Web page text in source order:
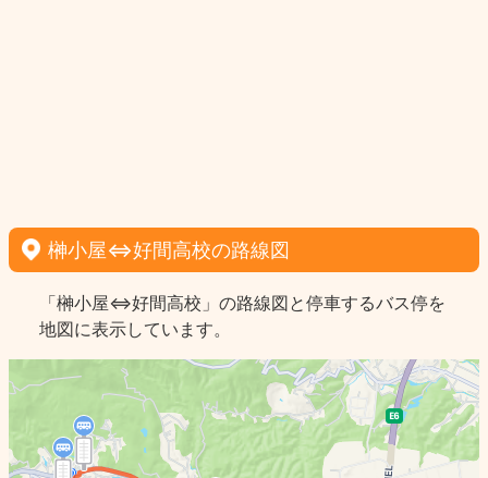
榊小屋⇔好間高校の路線図
「榊小屋⇔好間高校」の路線図と停車するバス停を
地図に表示しています。